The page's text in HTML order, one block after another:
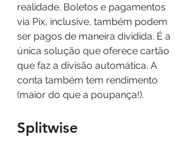
realidade. Boletos e pagamentos
via Pix, inclusive, também podem
ser pagos de maneira dividida. É a
única solução que oferece cartão
que faz a divisão automática. A
conta também tem rendimento
(maior do que a poupança!).
Splitwise